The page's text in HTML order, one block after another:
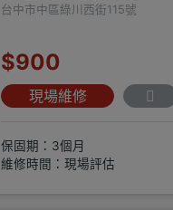
台中市中區綠川西街115號
$900
現場維修
保固期：3個月
維修時間：現場評估